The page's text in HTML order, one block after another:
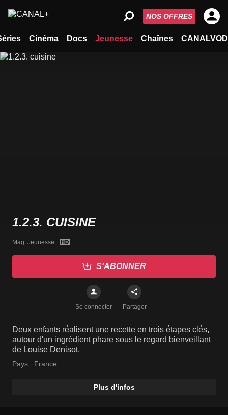
Cinéma Docs Jeunesse Chaînes CANALVOD
NOS OFFRES
1.2.3. CUISINE
Mag. Jeunesse
S'ABONNER
Se connecter Partager
Deux enfants réalisent une recette en trois étapes clés,
autour d'un ingrédient phare sous le regard bienveillant
de Louise Denisot.
Pays : France
Plus d'infos